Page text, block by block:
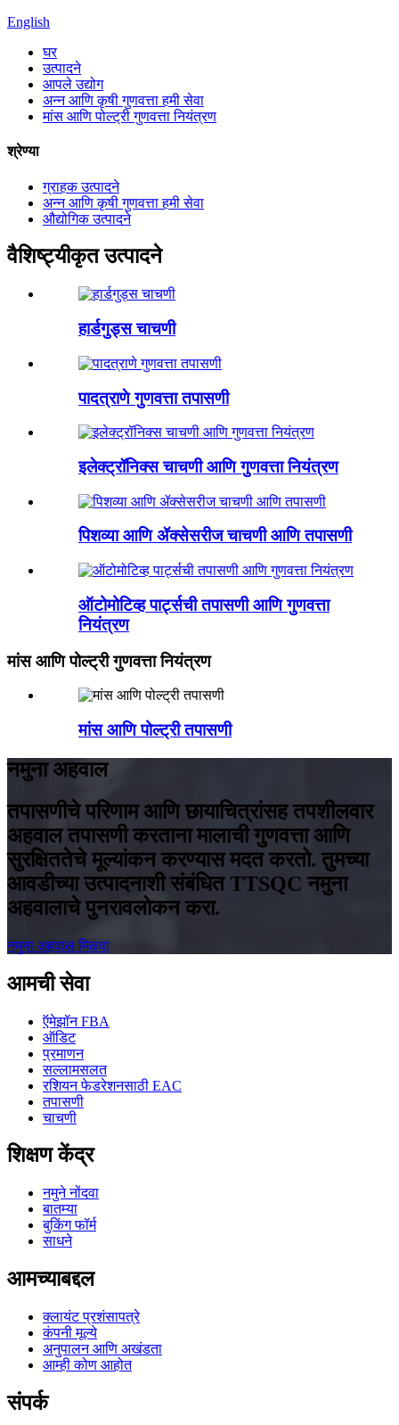
English
घर
उत्पादने
आपले उद्योग
अन्न आणि कृषी गुणवत्ता हमी सेवा
मांस आणि पोल्ट्री गुणवत्ता नियंत्रण
श्रेण्या
ग्राहक उत्पादने
अन्न आणि कृषी गुणवत्ता हमी सेवा
औद्योगिक उत्पादने
वैशिष्ट्यीकृत उत्पादने
हार्डगुड्स चाचणी
पादत्राणे गुणवत्ता तपासणी
इलेक्ट्रॉनिक्स चाचणी आणि गुणवत्ता नियंत्रण
पिशव्या आणि ॲक्सेसरीज चाचणी आणि तपासणी
ऑटोमोटिव्ह पार्ट्सची तपासणी आणि गुणवत्ता
नियंत्रण
मांस आणि पोल्ट्री गुणवत्ता नियंत्रण
मांस आणि पोल्ट्री तपासणी
नमुना अहवाल
तपासणीचे परिणाम आणि छायाचित्रांसह तपशीलवार
अहवाल तपासणी करताना मालाची गुणवत्ता आणि
सुरक्षिततेचे मूल्यांकन करण्यास मदत करतो. तुमच्या
आवडीच्या उत्पादनाशी संबंधित TTSQC नमुना
अहवालाचे पुनरावलोकन करा.
नमुना अहवाल मिळवा
आमची सेवा
ऍमेझॉन FBA
ऑडिट
प्रमाणन
सल्लामसलत
रशियन फेडरेशनसाठी EAC
तपासणी
चाचणी
शिक्षण केंद्र
नमुने नोंदवा
बातम्या
बुकिंग फॉर्म
साधने
आमच्याबद्दल
क्लायंट प्रशंसापत्रे
कंपनी मूल्ये
अनुपालन आणि अखंडता
आम्ही कोण आहोत
संपर्क